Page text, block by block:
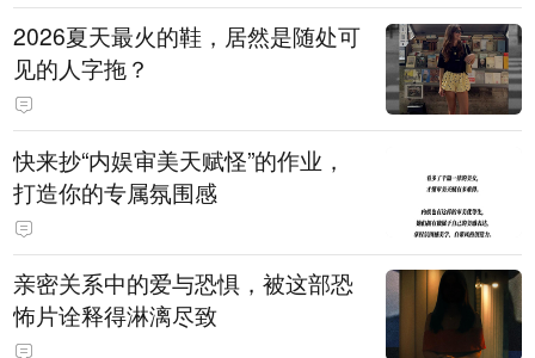
2026夏天最火的鞋，居然是随处可
见的人字拖？
快来抄“内娱审美天赋怪”的作业，
打造你的专属氛围感
亲密关系中的爱与恐惧，被这部恐
怖片诠释得淋漓尽致